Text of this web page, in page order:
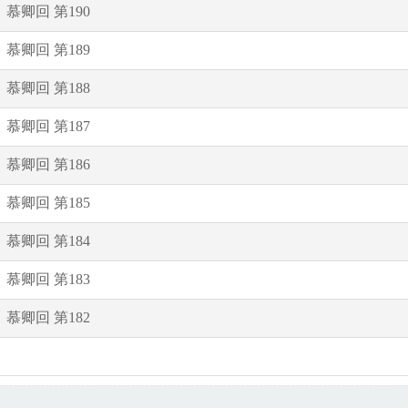
慕卿回 第190
慕卿回 第189
慕卿回 第188
慕卿回 第187
慕卿回 第186
慕卿回 第185
慕卿回 第184
慕卿回 第183
慕卿回 第182